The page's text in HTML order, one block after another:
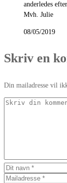
anderledes
Mvh. Julie
08/05/2019
Skriv en
Din mailadresse vil